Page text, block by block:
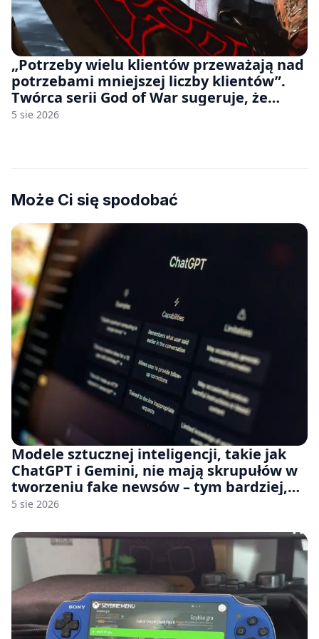
„Potrzeby wielu klientów przeważają nad
potrzebami mniejszej liczby klientów”.
Twórca serii God of War sugeruje, że
rozumie, dlaczego Sony rezygnuje z gier
5 sie 2026
Może Ci się spodobać
Modele sztucznej inteligencji, takie jak
ChatGPT i Gemini, nie mają skrupułów w
tworzeniu fake newsów – tym bardziej,
jeśli rozmawiasz z nimi po polsku
5 sie 2026